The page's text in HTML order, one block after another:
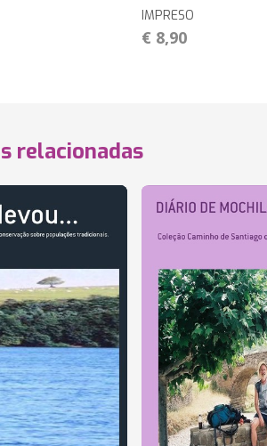
IMPRESO
€ 8,90
relacionadas